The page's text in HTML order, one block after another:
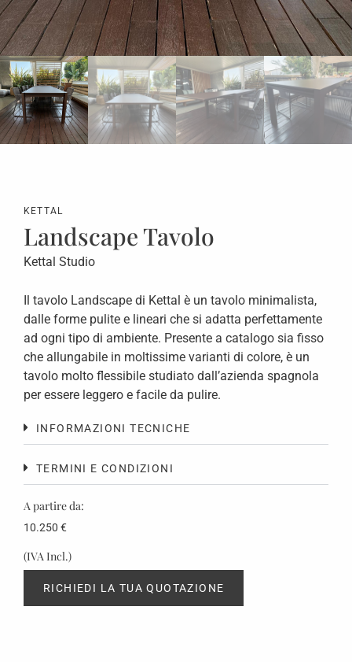
KETTAL
Landscape Tavolo
Kettal Studio
Il tavolo Landscape di Kettal è un tavolo minimalista,
dalle forme pulite e lineari che si adatta perfettamente
ad ogni tipo di ambiente. Presente a catalogo sia fisso
che allungabile in moltissime varianti di colore, è un
tavolo molto flessibile studiato dall’azienda spagnola
per essere leggero e facile da pulire.
INFORMAZIONI TECNICHE
TERMINI E CONDIZIONI
A partire da:
10.250 €
(IVA Incl.)
RICHIEDI LA TUA QUOTAZIONE